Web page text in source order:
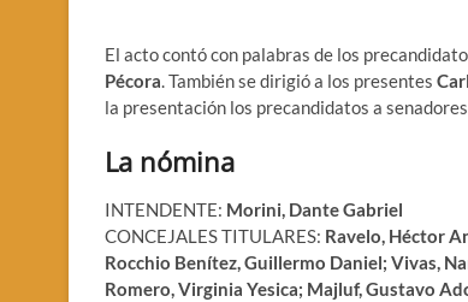
El acto contó con palabras de los
Pécora. También se dirigió a los presentes
la presentación los precandidatos a
La nómina
INTENDENTE: Morini, Dante Gabriel
CONCEJALES TITULARES: Ravelo, Héctor
Rocchio Benítez, Guillermo Daniel; Vivas,
Romero, Virginia Yesica; Majluf, Gustavo